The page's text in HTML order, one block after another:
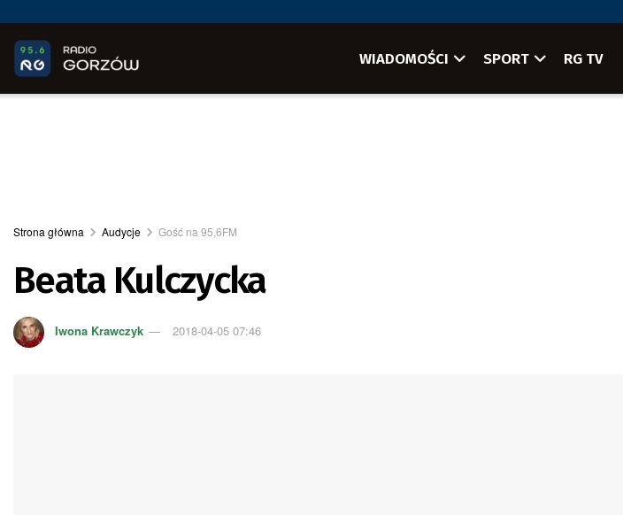
WIADOMOŚCI SPORT RG TV
Strona główna Audycje Gość na 95,6FM
Beata Kulczycka
Iwona Krawczyk 2018-04-05 07:46